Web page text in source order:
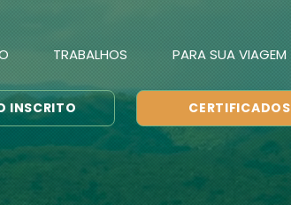
TRABALHOS PARA SUA VIAGEM
INSCRITO CERTIFICADOS